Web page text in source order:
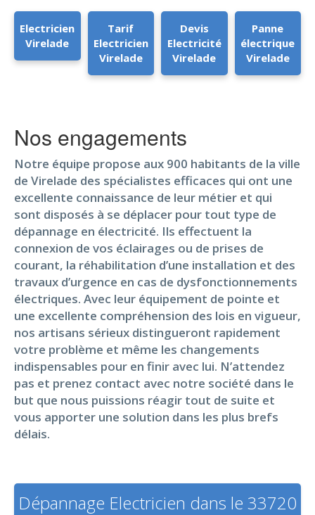
Electricien
Virelade
Tarif
Electricien
Virelade
Devis
Electricité
Virelade
Panne
électrique
Virelade
Nos engagements
Notre équipe propose aux 900 habitants de la ville
de Virelade des spécialistes efficaces qui ont une
excellente connaissance de leur métier et qui
sont disposés à se déplacer pour tout type de
dépannage en électricité. Ils effectuent la
connexion de vos éclairages ou de prises de
courant, la réhabilitation d’une installation et des
travaux d’urgence en cas de dysfonctionnements
électriques. Avec leur équipement de pointe et
une excellente compréhension des lois en vigueur,
nos artisans sérieux distingueront rapidement
votre problème et même les changements
indispensables pour en finir avec lui. N’attendez
pas et prenez contact avec notre société dans le
but que nous puissions réagir tout de suite et
vous apporter une solution dans les plus brefs
délais.
Dépannage Electricien dans le 33720